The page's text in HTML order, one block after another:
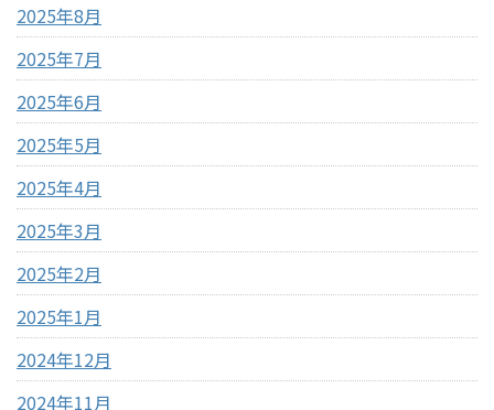
2025年8月
2025年7月
2025年6月
2025年5月
2025年4月
2025年3月
2025年2月
2025年1月
2024年12月
2024年11月